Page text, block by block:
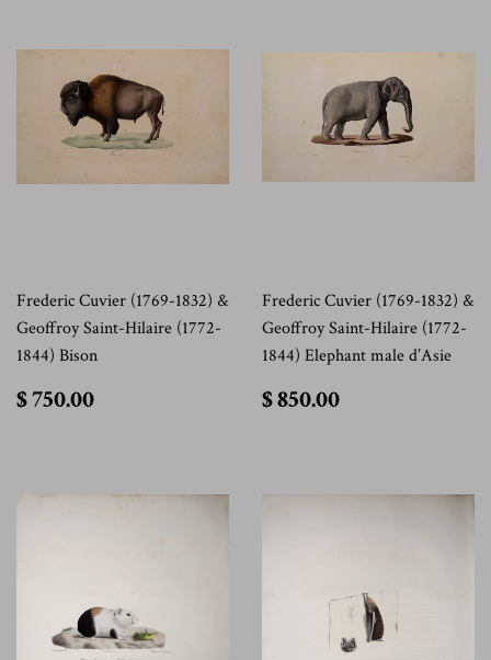
Frederic Cuvier (1769-1832) &
Geoffroy Saint-Hilaire (1772-
1844) Bison
$ 750.00
Frederic Cuvier (1769-1832) &
Geoffroy Saint-Hilaire (1772-
1844) Elephant male d’Asie
$ 850.00